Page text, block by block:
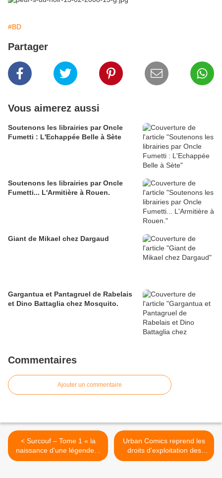
#BD
Partager
Vous aimerez aussi
Soutenons les librairies par Oncle
Fumetti : L'Echappée Belle à Sète
Soutenons les librairies par Oncle
Fumetti... L'Armitière à Rouen.
Giant de Mikael chez Dargaud
Gargantua et Pantagruel de Rabelais
et Dino Battaglia chez Mosquito.
Commentaires
Ajouter un commentaire
< Surcouf – Tome 1 « la
naissance d'une légende »
par Michel Guy, Arnaud
Urban Comics reprend les
droits d'exploitation des
titres DC Comics en